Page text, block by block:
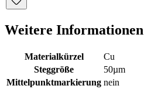
Weitere Informationen
Materialkürzel
Cu
Steggröße
50µm
Mittelpunktmarkierung nein